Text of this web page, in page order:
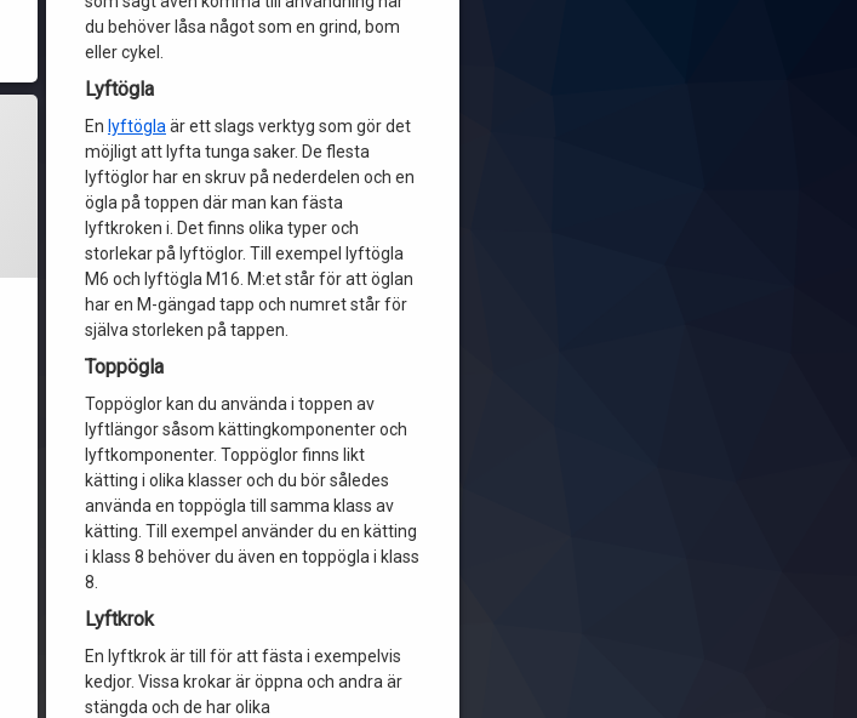
du behöver låsa något som en grind, bom
eller cykel.
Lyftögla
En lyftögla är ett slags verktyg som gör det
möjligt att lyfta tunga saker. De flesta
lyftöglor har en skruv på nederdelen och en
ögla på toppen där man kan fästa
lyftkroken i. Det finns olika typer och
storlekar på lyftöglor. Till exempel lyftögla
M6 och lyftögla M16. M:et står för att öglan
har en M-gängad tapp och numret står för
själva storleken på tappen.
Toppögla
Toppöglor kan du använda i toppen av
lyftlängor såsom kättingkomponenter och
lyftkomponenter. Toppöglor finns likt
kätting i olika klasser och du bör således
använda en toppögla till samma klass av
kätting. Till exempel använder du en kätting
i klass 8 behöver du även en toppögla i klass
8.
Lyftkrok
En lyftkrok är till för att fästa i exempelvis
kedjor. Vissa krokar är öppna och andra är
stängda och de har olika
oktober 19, 2021